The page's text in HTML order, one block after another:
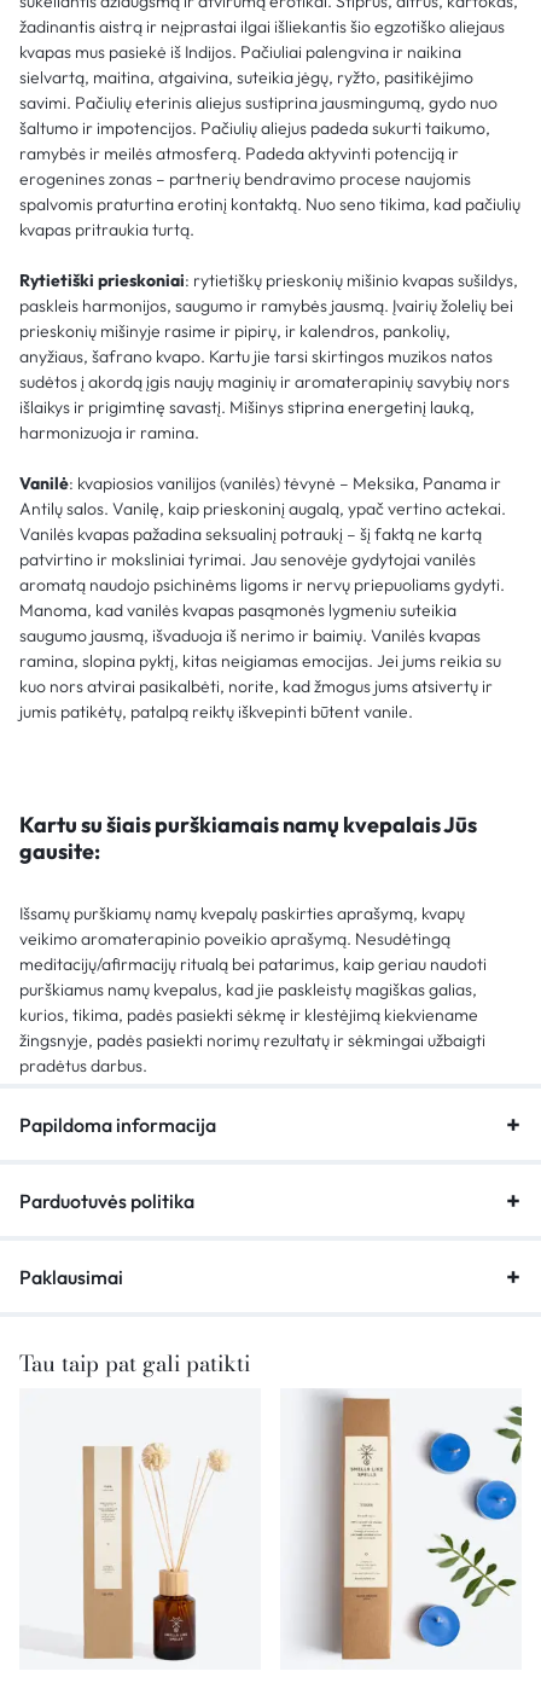
žadinantis aistrą ir neįprastai ilgai išliekantis šio egzotiško aliejaus
kvapas mus pasiekė iš Indijos. Pačiuliai palengvina ir naikina
sielvartą, maitina, atgaivina, suteikia jėgų, ryžto, pasitikėjimo
savimi. Pačiulių eterinis aliejus sustiprina jausmingumą, gydo nuo
šaltumo ir impotencijos. Pačiulių aliejus padeda sukurti taikumo,
ramybės ir meilės atmosferą. Padeda aktyvinti potenciją ir
erogenines zonas – partnerių bendravimo procese naujomis
spalvomis praturtina erotinį kontaktą. Nuo seno tikima, kad pačiulių
kvapas pritraukia turtą.
Rytietiški prieskoniai: rytietiškų prieskonių mišinio kvapas sušildys,
paskleis harmonijos, saugumo ir ramybės jausmą. Įvairių žolelių bei
prieskonių mišinyje rasime ir pipirų, ir kalendros, pankolių,
anyžiaus, šafrano kvapo. Kartu jie tarsi skirtingos muzikos natos
sudėtos į akordą įgis naujų maginių ir aromaterapinių savybių nors
išlaikys ir prigimtinę savastį. Mišinys stiprina energetinį lauką,
harmonizuoja ir ramina.
Vanilė: kvapiosios vanilijos (vanilės) tėvynė – Meksika, Panama ir
Antilų salos. Vanilę, kaip prieskoninį augalą, ypač vertino actekai.
Vanilės kvapas pažadina seksualinį potraukį – šį faktą ne kartą
patvirtino ir moksliniai tyrimai. Jau senovėje gydytojai vanilės
aromatą naudojo psichinėms ligoms ir nervų priepuoliams gydyti.
Manoma, kad vanilės kvapas pasąmonės lygmeniu suteikia
saugumo jausmą, išvaduoja iš nerimo ir baimių. Vanilės kvapas
ramina, slopina pyktį, kitas neigiamas emocijas. Jei jums reikia su
kuo nors atvirai pasikalbėti, norite, kad žmogus jums atsivertų ir
jumis patikėtų, patalpą reiktų iškvepinti būtent vanile.
Kartu su šiais purškiamais namų kvepalais Jūs
gausite:
Išsamų purškiamų namų kvepalų paskirties aprašymą, kvapų
veikimo aromaterapinio poveikio aprašymą. Nesudėtingą
meditacijų/afirmacijų ritualą bei patarimus, kaip geriau naudoti
purškiamus namų kvepalus, kad jie paskleistų magiškas galias,
kurios, tikima, padės pasiekti sėkmę ir klestėjimą kiekviename
žingsnyje, padės pasiekti norimų rezultatų ir sėkmingai užbaigti
pradėtus darbus.
Papildoma informacija
Parduotuvės politika
Paklausimai
Tau taip pat gali patikti